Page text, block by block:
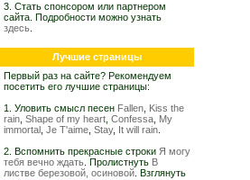
3. Стать спонсором или партнером
сайта. Подробности можно узнать
здесь
Лучшие страницы
Первый раз на сайте? Рекомендуем
посетить его лучшие страницы:
1. Уловить смысл песен Fallen Kiss the
rain Shape of my heart Confessa My
immortal Je T'aime Stay, It will rain
2. Вспомнить прекрасные строки Я могу
тебя вечно ждать . Пролистнуть В
листве березовой, осиновой . Взглянуть